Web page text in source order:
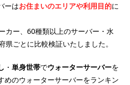
ーはお住まいのエリアや利用目的に
カー、60種類以上のサーバー・水
ごとに比較検証いたしました。
・ 単身世帯でウォーターサーバーを
めのウォーターサーバーをランキン